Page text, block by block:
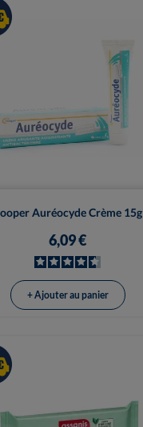
Auréocyde Crème 15g
6,09 €
 Vue rapide
+ Ajouter au panier